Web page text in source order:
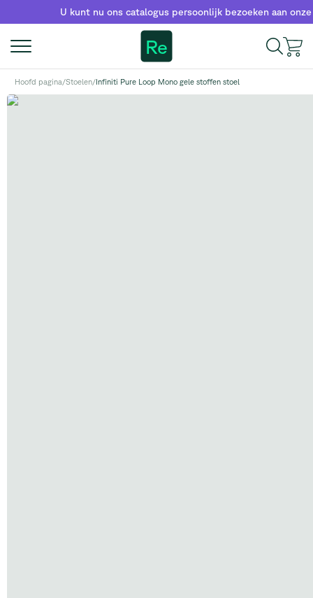
U kunt nu ons catalogus persoonlijk bezoeken aan onze
Re
Hoofd pagina/Stoelen/Infiniti Pure Loop Mono gele stoffen stoel